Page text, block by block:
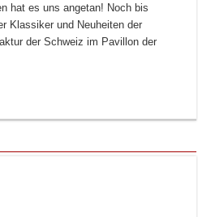
hat es uns angetan! Noch bis
Klassiker und Neuheiten der
der Schweiz im Pavillon der